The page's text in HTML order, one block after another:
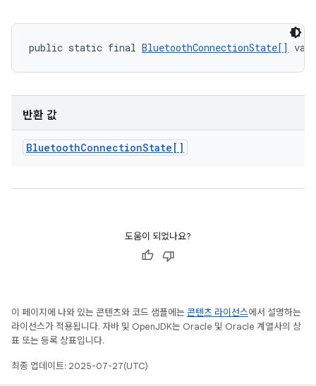
public static final BluetoothConnectionState[]
반환 값
BluetoothConnectionState[]
도움이 되었나요?
이 페이지에 나와 있는 콘텐츠와 코드 샘플에는 콘텐츠 라이선스에서 설명하는
라이선스가 적용됩니다. 자바 및 OpenJDK는 Oracle 및 Oracle 계열사의 상
표 또는 등록 상표입니다.
최종 업데이트: 2025-07-27(UTC)